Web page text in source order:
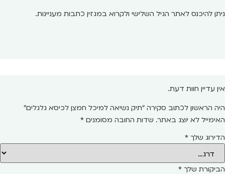
ניתן להיכנס לאתר הגיל השלישי ולקרוא במגזין כתבות מעניינות.
אין עדיין חוות דעת.
היה הראשון לכתוב סקירה “תיק נשיאה למיכל חמצן לכיסא גלגלים”
האימייל לא יוצג באתר. שדות החובה מסומנים *
הדירוג שלך *
הביקורת שלך *